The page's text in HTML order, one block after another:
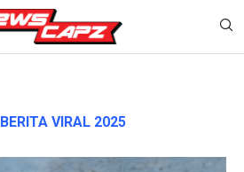
BERITA VIRAL 2025